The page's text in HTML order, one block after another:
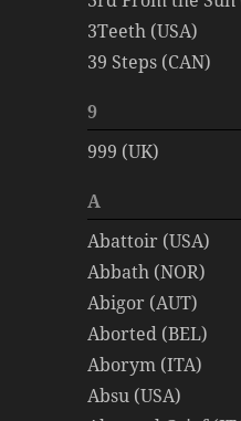
3Teeth (USA)
39 Steps (CAN)
9
999 (UK)
A
Abattoir (USA)
Abbath (NOR)
Abigor (AUT)
Aborted (BEL)
Aborym (ITA)
Absu (USA)